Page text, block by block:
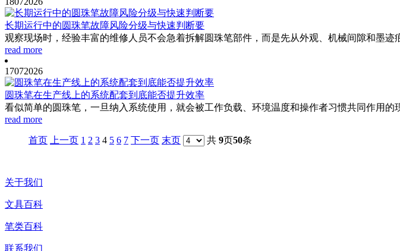
长期运行中的圆珠笔故障风险分级与快速判断要
观察现场时，经验丰富的维修人员不会急着拆解圆珠笔部件，而是先从外观、机械间隙和墨
read more
17072026
圆珠笔在生产线上的系统配套到底能否提升效率
看似简单的圆珠笔，一旦纳入系统使用，就会被工作负载、环境温度和操作者习惯共同作用
read more
首页 上一页 1 2 3 4 5 6 7 下一页 末页 共 9页50条
关于我们
文具百科
笔类百科
联系我们